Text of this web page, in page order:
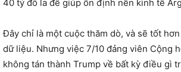
40 tỷ đô la để giúp ổn định nền kinh tế
Đây chỉ là một cuộc thăm dò, và sẽ tốt
dữ liệu. Nhưng việc 7/10 đảng viên Cộng
không tán thành Trump về bất kỳ điều gì